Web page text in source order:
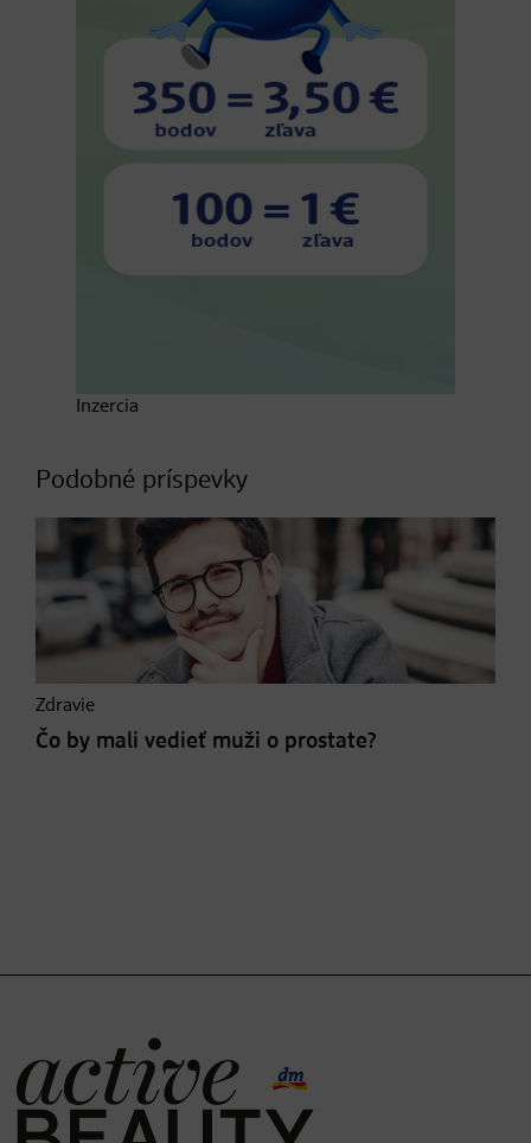
Inzercia
Podobné príspevky
Zdravie
Čo by mali vedieť muži o prostate?